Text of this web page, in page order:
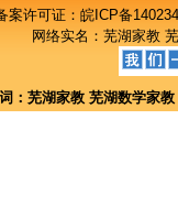
许可证： 皖ICP备
网络实名： 芜湖家教
： 芜湖家教 芜湖数学家教